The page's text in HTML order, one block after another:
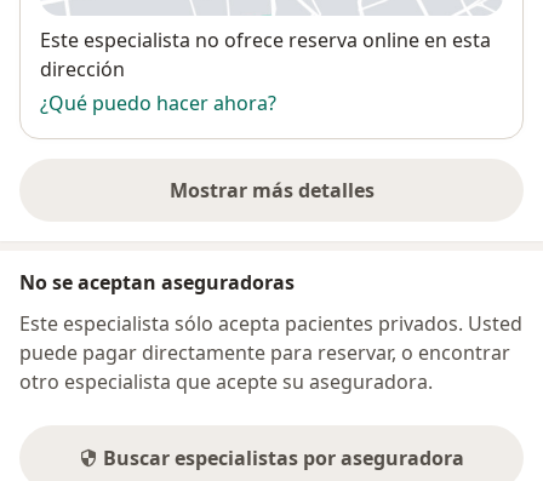
Disponibilidad
Este especialista no ofrece reserva online en esta
dirección
¿Qué puedo hacer ahora?
Mostrar más detalles
sobre la dirección
No se aceptan aseguradoras
Este especialista sólo acepta pacientes privados. Usted
puede pagar directamente para reservar, o encontrar
otro especialista que acepte su aseguradora.
Buscar especialistas por aseguradora